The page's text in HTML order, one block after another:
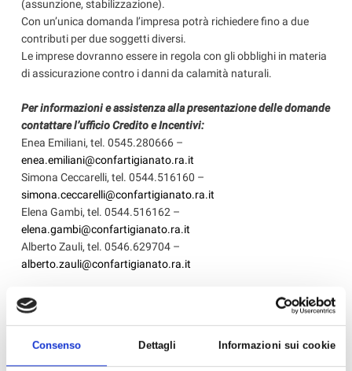
Consenso Dettagli Informazioni sui cookie
(assunzione, stabilizzazione).
Con un’unica domanda l’impresa potrà richiedere fino a due
contributi per due soggetti diversi.
Le imprese dovranno essere in regola con gli obblighi in materia
di assicurazione contro i danni da calamità naturali.
Per informazioni e assistenza alla presentazione delle domande
contattare l’ufficio Credito e Incentivi:
Enea Emiliani, tel. 0545.280666 –
enea.emiliani@confartigianato.ra.it
Simona Ceccarelli, tel. 0544.516160 –
simona.ceccarelli@confartigianato.ra.it
Elena Gambi, tel. 0544.516162 –
elena.gambi@confartigianato.ra.it
Alberto Zauli, tel. 0546.629704 –
alberto.zauli@confartigianato.ra.it
‹ Torna all'elenco